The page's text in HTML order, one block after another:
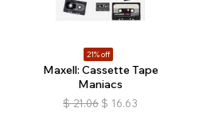
21% off
Maxell: Cassette Tape
Maniacs
$ 21.06 $ 16.63